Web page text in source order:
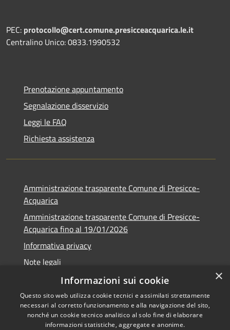
PEC: protocollo@cert.comune.presicceacquarica.le.it
Centralino Unico: 0833.1990532
Prenotazione appuntamento
Segnalazione disservizio
Leggi le FAQ
Richiesta assistenza
Amministrazione trasparente Comune di Presicce-
Acquarica
Amministrazione trasparente Comune di Presicce-
Acquarica fino al 19/01/2026
Informativa privacy
Note legali
Dichiarazione di accessibilità
×
Informazioni sui cookie
Questo sito web utilizza cookie tecnici e assimilati strettamente
necessari al corretto funzionamento e alla navigazione del sito,
nonché un cookie tecnico analitico al solo fine di elaborare
informazioni statistiche, aggregate e anonime.